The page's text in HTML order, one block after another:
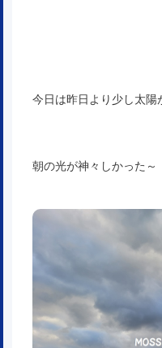
今日は昨日より少し太陽
朝の光が神々しかった～